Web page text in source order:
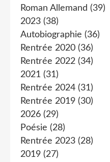
Roman Allemand (39)
2023 (38)
Autobiographie (36)
Rentrée 2020 (36)
Rentrée 2022 (34)
2021 (31)
Rentrée 2024 (31)
Rentrée 2019 (30)
2026 (29)
Poésie (28)
Rentrée 2023 (28)
2019 (27)